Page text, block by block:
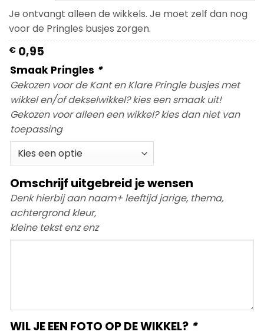
Je ontvangt alleen de wikkels. Je moet zelf dan nog
voor de Pringles busjes zorgen.
€ 0,95
Smaak Pringles *
Gekozen voor de Kant en Klare Pringle busjes met
wikkel en/of dekselwikkel? kies een smaak uit!
Gekozen voor alleen een wikkel? kies dan niet van
toepassing
Omschrijf uitgebreid je wensen
Denk hierbij aan naam+ leeftijd jarige, thema,
achtergrond kleur,
kleine tekst enz enz
WIL JE EEN FOTO OP DE WIKKEL? *